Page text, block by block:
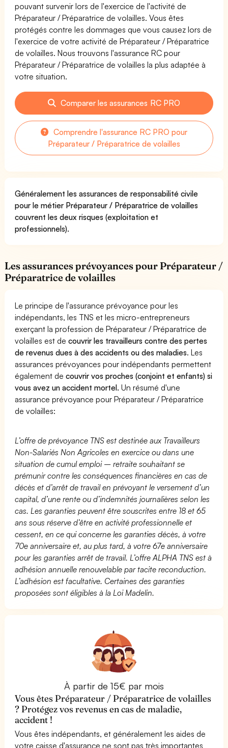
pouvant survenir lors de l'exercice de l'activité de
Préparateur / Préparatrice de volailles. Vous êtes
protégés contre les dommages que vous causez lors de
l'exercice de votre activité de Préparateur / Préparatrice
de volailles. Nous trouvons l'assurance RC pour
Préparateur / Préparatrice de volailles la plus adaptée à
votre situation.
Comparer les assurances RC PRO
Comprendre l'assurance RC PRO pour
Préparateur / Préparatrice de volailles
Généralement les assurances de responsabilité civile
pour le métier Préparateur / Préparatrice de volailles
couvrent les deux risques (exploitation et
professionnels).
Les assurances prévoyances pour Préparateur /
Préparatrice de volailles
Le principe de l'assurance prévoyance pour les
indépendants, les TNS et les micro-entrepreneurs
exerçant la profession de Préparateur / Préparatrice de
volailles est decouvrir les travailleurs contre des pertes
de revenus dues à des accidents ou des maladies. Les
assurances prévoyances pour indépendants permettent
également decouvrir vos proches (conjoint et enfants) si
vous avez un accident mortel. Un résumé d'une
assurance prévoyance pour Préparateur / Préparatrice
de volailles:
L’offre de prévoyance TNS est destinée aux Travailleurs
Non-Salariés Non Agricoles en exercice ou dans une
situation de cumul emploi – retraite souhaitant se
prémunir contre les conséquences financières en cas de
décès et d’arrêt de travail en prévoyant le versement d’un
capital, d’une rente ou d’indemnités journalières selon les
cas. Les garanties peuvent être souscrites entre 18 et 65
ans sous réserve d’être en activité professionnelle et
cessent, en ce qui concerne les garanties décès, à votre
70e anniversaire et, au plus tard, à votre 67e anniversaire
pour les garanties arrêt de travail. L’offre ALPHA TNS est à
adhésion annuelle renouvelable par tacite reconduction.
L’adhésion est facultative. Certaines des garanties
proposées sont éligibles à la Loi Madelin.
À partir de 15€ par mois
Vous êtes Préparateur / Préparatrice de volailles
? Protégez vos revenus en cas de maladie,
accident !
Vous êtes indépendants, et généralement les aides de
votre caisse d'assurance ne sont pas très importantes